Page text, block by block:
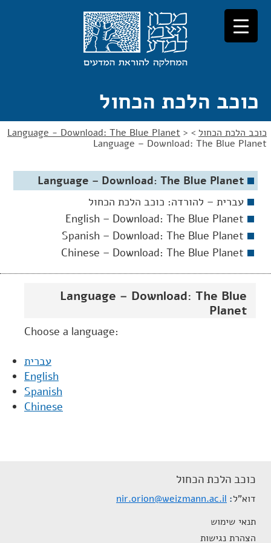
לתוכן
לניווט
כוכב הלכת הכחול
כוכב הלכת הכחול >
Language - Download: The Blue Planet >
Language – Download: The Blue Planet
Language – Download: The Blue
Planet
Choose a language:
עברית
English
Spanish
Chinese
Language – Download: The Blue Planet
עברית – להורדה: כוכב הלכת הכחול
English – Download: The Blue Planet
Spanish – Download: The Blue Planet
Chinese – Download: The Blue Planet
כוכב הלכת הכחול
דוא"ל nir.orion@weizmann.ac.il
תנאי שימוש
הצהרת נגישות